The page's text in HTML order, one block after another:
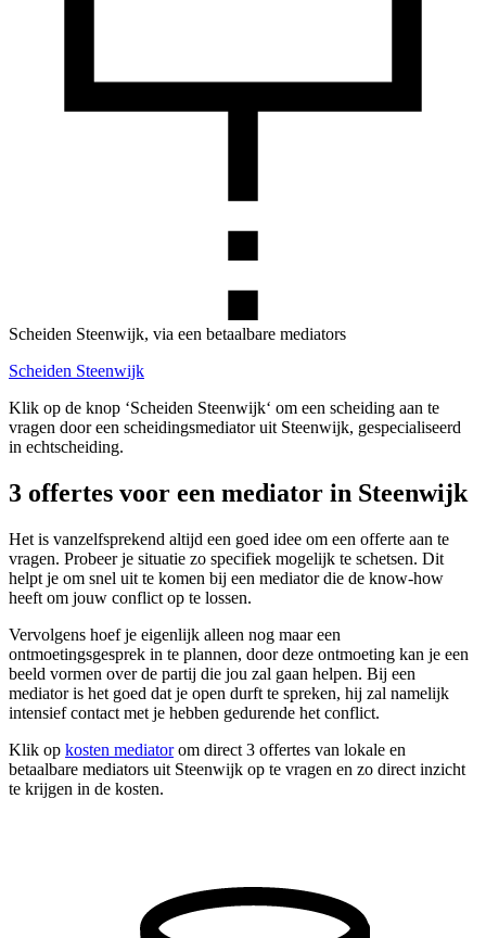
Scheiden Steenwijk, via een betaalbare mediators
Scheiden Steenwijk
Klik op de knop ‘Scheiden Steenwijk‘ om een scheiding aan te
vragen door een scheidingsmediator uit Steenwijk, gespecialiseerd
in echtscheiding.
3 offertes voor een mediator in Steenwijk
Het is vanzelfsprekend altijd een goed idee om een offerte aan te
vragen. Probeer je situatie zo specifiek mogelijk te schetsen. Dit
helpt je om snel uit te komen bij een mediator die de know-how
heeft om jouw conflict op te lossen.
Vervolgens hoef je eigenlijk alleen nog maar een
ontmoetingsgesprek in te plannen, door deze ontmoeting kan je een
beeld vormen over de partij die jou zal gaan helpen. Bij een
mediator is het goed dat je open durft te spreken, hij zal namelijk
intensief contact met je hebben gedurende het conflict.
Klik op kosten mediatorom direct 3 offertes van lokale en
betaalbare mediators uit Steenwijk op te vragen en zo direct inzicht
te krijgen in de kosten.